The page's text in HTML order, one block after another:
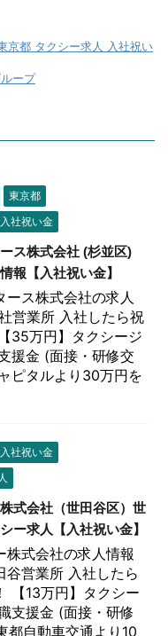
京都 タクシー求人 入社祝い
ープ
東京都
社祝い金
ス株式会社 (杉並区)
報【入社祝い金】
ース株式会社の求人
営業所 入社したら祝
35万円】タクシージ
援金 (面接・研修交
ピタルより30万円を
社祝い金
式会社（世田谷区）世
ー求人【入社祝い金】
株式会社の求人情報
谷営業所 入社したら
【13万円】タクシー
支援金 (面接・研修
自動車交通より10